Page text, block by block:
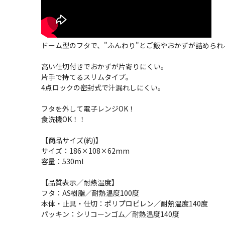
ドーム型のフタで、"ふんわり"とご飯やおかずが詰めら
高い仕切付きでおかずが片寄りにくい。
片手で持てるスリムタイプ。
4点ロックの密封式で汁漏れしにくい。
フタを外して電子レンジOK！
食洗機OK！！
【商品サイズ(約)】
サイズ：186×108×62mm
容量：530ml
【品質表示／耐熱温度】
フタ：AS樹脂／耐熱温度100度
本体・止具・仕切：ポリプロピレン／耐熱温度140度
パッキン：シリコーンゴム／耐熱温度140度